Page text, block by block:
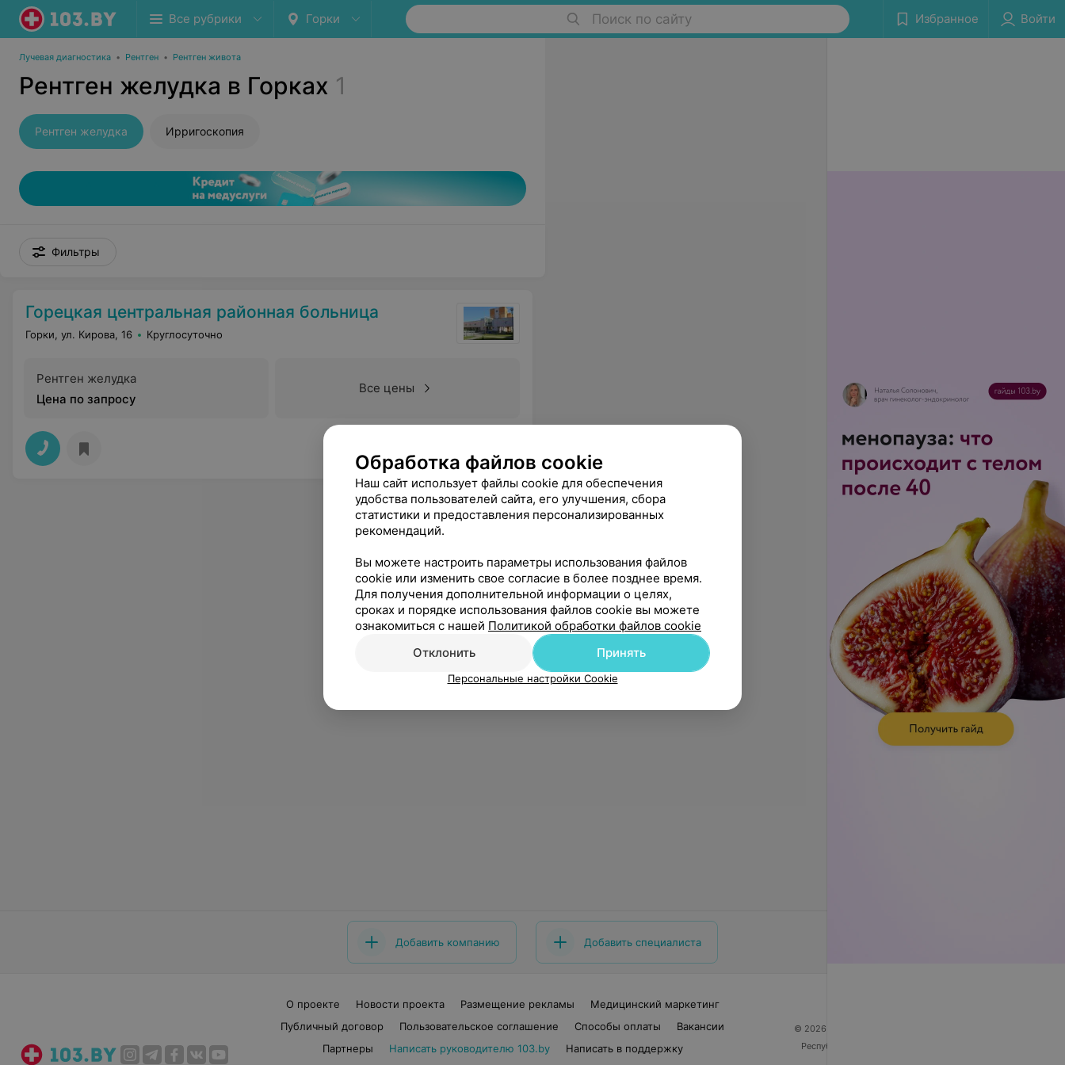
Все рубрики Горки Поиск по сайту Избранное Войти
Лучевая диагностика • Рентген • Рентген живота
Рентген желудка в Горках 1
Рентген желудка Ирригоскопия
Фильтры
Горецкая центральная районная больница
Горки, ул. Кирова, 16 Круглосуточно
Рентген желудка
Цена по запросу
Все цены
Добавить компанию Добавить специалиста
О проекте Новости проекта Размещение рекламы
Медицинский маркетинг
Публичный договор
Пользовательское соглашение Способы оплаты
Вакансии
Партнеры
Написать руководителю 103.by
Написать в поддержку
© 2026 ООО «Артокс Лаб», УНП 191700409
Республика Беларусь, г. Минск, улица Толбухина, 2,
Обработка файлов cookie
Наш сайт использует файлы cookie для обеспечения
удобства пользователей сайта, его улучшения, сбора
статистики и предоставления персонализированных
рекомендаций.
Вы можете настроить параметры использования файлов
cookie или изменить свое согласие в более позднее время.
Для получения дополнительной информации о целях,
сроках и порядке использования файлов cookie вы можете
ознакомиться с нашей Политикой обработки файлов cookie
Отклонить
Принять
Персональные настройки Cookie